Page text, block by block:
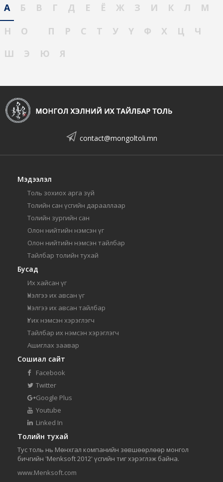
А Б В Г Д Е Ё Ж З И К Л
М
Н
О П Р С Т У Ү Ф Х Ц
Ч
Ш
Э Ю Я
contact@mongoltoli.mn
Мэдээлэл
Толь зохиох арга зүй
Толийн сан үсгийн дарааллаар
Толийн зургийн сан
Олон нийтийн нэмсэн үг
Олон нийтийн нэмсэн тайлбар
Тайлбар толийн тухай
Бусад
Их хайсан үг
Үнэлгээ их авсан үг
Үнэлгээ их авсан тайлбар
Үг их нэмсэн хэрэглэгч
Тайлбар их нэмсэн хэрэглэгч
Ашиглах заавар
Сошиал сайт
Facebook
Twitter
Google Plus
Youtube
Linked In
Толийн тухай
Тус толь нь Мөнхгал компанийн зөвшөөрлөөр монгол
бичгийн 'Menksoft 2012' үсгийн тиг хэрэглэж байна.
www.Menksoft.com